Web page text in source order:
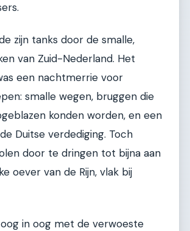
zijn tanks door de smalle,
van Zuid-Nederland. Het
een nachtmerrie voor
smalle wegen, bruggen die
konden worden, en een
Duitse verdediging. Toch
door te dringen tot bijna aan
oever van de Rijn, vlak bij
in oog met de verwoeste